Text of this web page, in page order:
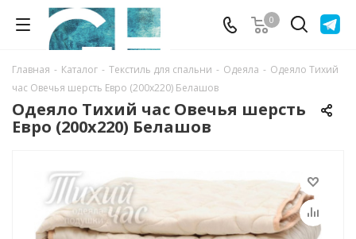
0
Главная - Каталог - Текстиль для спальни - Одеяла - Одеяло Тихий
час Овечья шерсть Евро (200х220) Белашов
Одеяло Тихий час Овечья шерсть
Евро (200х220) Белашов